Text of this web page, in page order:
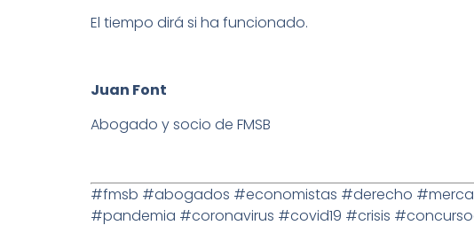
El tiempo dirá si ha funcionado.
Juan Font
Abogado y socio de FMSB
#fmsb #abogados #economistas #derecho
#pandemia #coronavirus #covid19 #crisis